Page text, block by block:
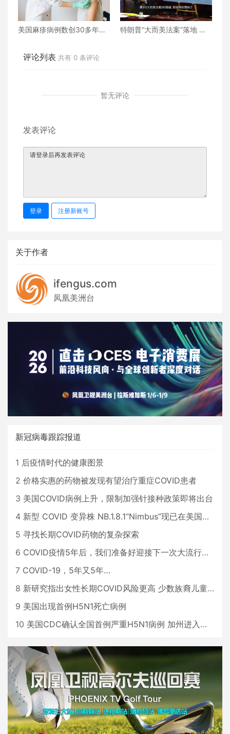
美国麻疹病例数创30多年来
特朗普“大而美法案”落地 誰
评论列表 共有 0 条评论
暂无评论
发表评论
登录 注册新账号
关于作者
ifengus.com
凤凰美洲台
新冠病毒跟踪报道
1 后疫情时代的健康图景
2 价格实惠的药物被发现有望治疗重症COVID患者
3 美国COVID病例上升，限制加强针接种政策即将出台
4 新型 COVID 变异株 NB.1.8.1“Nimbus”现已在美国占据主导地位
5 寻找长期COVID药物的复杂探索
6 COVID疫情5年后，我们准备好迎接下一次大流行了吗？
7 COVID-19，5年又5年…
8 新研究指出女性长期COVID风险更高 少数族裔儿童存在差异
9 美国出现首例H5N1死亡病例
10 美国CDC确认全国首例严重H5N1病例 加州进入紧急状态